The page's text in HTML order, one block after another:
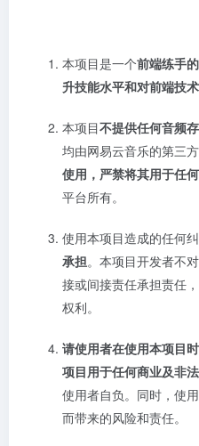
本项目是一个前端练手
升技能水平和对前端技
本项目不提供任何音频
均由网易云音乐的第三
使用，严禁将其用于任
平台所有。
使用本项目造成的任何
承担。本项目开发者不
接或间接责任承担责任
权利。
请使用者在使用本项目
项目用于任何商业及非
使用者自负。同时，使
而带来的风险和责任。